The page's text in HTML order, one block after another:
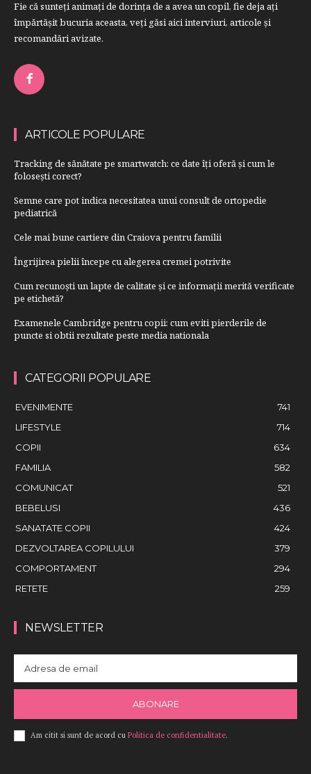
Fie că sunteţi animaţi de dorinţa de a avea un copil, fie deja aţi
împărtăşit bucuria aceasta, veți găsi aici interviuri, articole şi
recomandări avizate.
ARTICOLE POPULARE
Tracking de sănătate pe smartwatch: ce date îți oferă și cum le
folosești corect?
Semne care pot indica necesitatea unui consult de ortopedie
pediatrică
Cele mai bune cartiere din Craiova pentru familii
Îngrijirea pielii începe cu alegerea cremei potrivite
Cum recunoști un lapte de calitate și ce informații merită verificate
pe etichetă?
Examenele Cambridge pentru copii: cum eviti pierderile de
puncte si obtii rezultate peste media nationala
CATEGORII POPULARE
EVENIMENTE
741
LIFESTYLE
714
COPII
634
FAMILIA
582
COMUNICAT
521
BEBELUSI
436
SANATATE COPII
424
DEZVOLTAREA COPILULUI
379
COMPORTAMENT
294
RETETE
259
NEWSLETTER
ABONARE
Am citit si sunt de acord cu Politica de confidentialitate.